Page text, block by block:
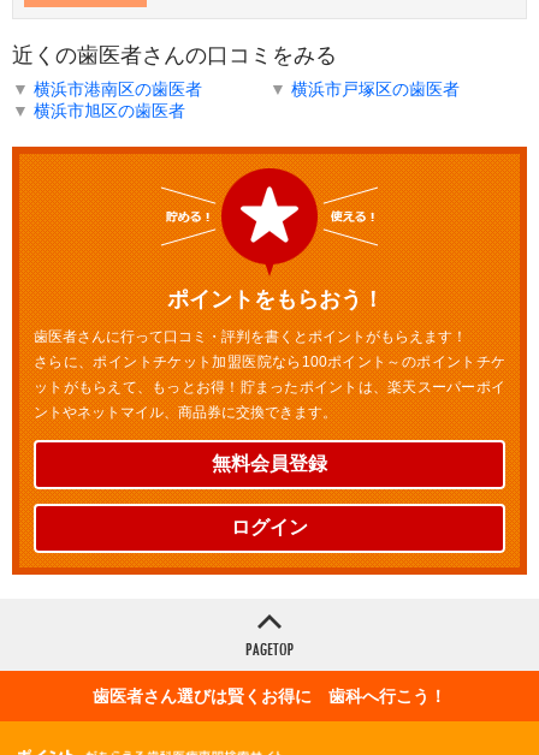
近くの歯医者さんの口コミをみる
▼ 横浜市港南区の歯医者 ▼ 横浜市戸塚区の歯医者
▼ 横浜市旭区の歯医者
ポイントをもらおう！
歯医者さんに行って口コミ・評判を書くとポイントがもらえます！
さらに、ポイントチケット加盟医院なら100ポイント～のポイントチケ
ットがもらえて、もっとお得！貯まったポイントは、楽天スーパーポイ
ントやネットマイル、商品券に交換できます。
無料会員登録
ログイン
歯医者さん選びは賢くお得に 歯科へ行こう！